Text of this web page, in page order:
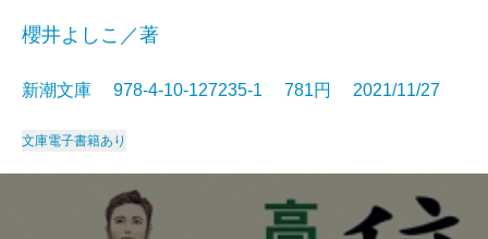
櫻井よしこ／著
新潮文庫 978-4-10-127235-1 781円 2021/11/27
文庫電子書籍あり